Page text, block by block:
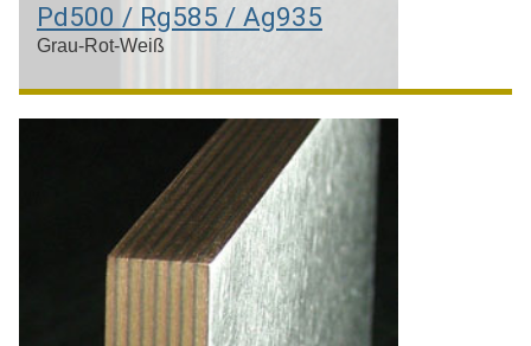
Pd500 / Rg585 / Ag935
Grau-Rot-Weiß
Palladium & Rotgold 14kt & Silber